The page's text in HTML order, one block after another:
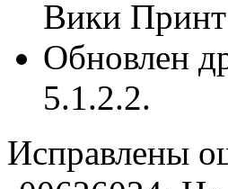
Вики
Обновлен
5.1.2.2.
Исправлены